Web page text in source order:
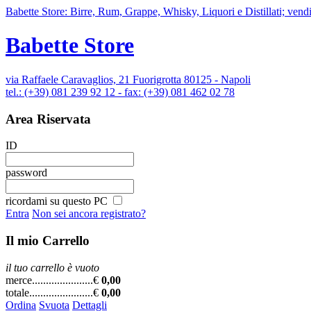
Babette Store: Birre, Rum, Grappe, Whisky, Liquori e Distillati;
Babette Store
via Raffaele Caravaglios, 21 Fuorigrotta 80125 - Napoli
tel.: (+39) 081 239 92 12 - fax: (+39) 081 462 02 78
Area Riservata
ID
password
ricordami su questo PC
Entra Non sei ancora registrato?
Il mio Carrello
il tuo carrello è vuoto
merce......................€ 0,00
totale.......................€ 0,00
Ordina Svuota Dettagli